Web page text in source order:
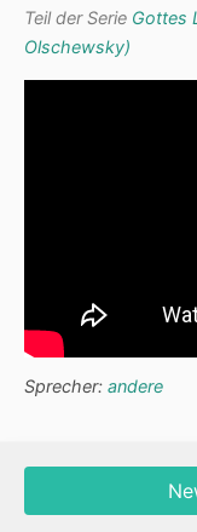
Teil der Serie Gottes
Olschewsky)
Sprecher: andere